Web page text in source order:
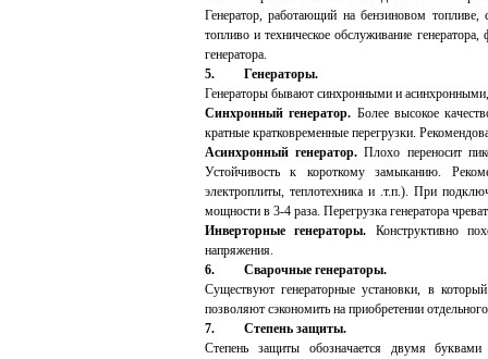
Генератор, работающий на бензиновом
топливо и техническое обслуживание
генератора.
5. Генераторы.
Генераторы бывают синхронными и
Синхронный генератор. Более высокое
кратные кратковременные перегрузки.
Асинхронный генератор. Плохо переносит
Устойчивость к короткому замыканию.
электроплиты, теплотехника и .т.п.). При
мощности в 3-4 раза. Перегрузка генератора
Инверторные генераторы. Конструктивно
напряжения.
6. Сварочные генераторы.
Существуют генераторные установки, в
позволяют сэкономить на приобретении
7. Степень защиты.
Степень защиты обозначается двумя